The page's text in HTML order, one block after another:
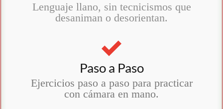
Lenguaje llano, sin tecnicismos que
desaniman o desorientan.
Paso a Paso
Ejercicios paso a paso para practicar
con cámara en mano.